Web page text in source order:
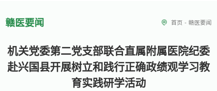
赣医要闻 首页 - 赣医要闻
机关党委第二党支部联合直属附属医院纪委
赴兴国县开展树立和践行正确政绩观学习教
育实践研学活动